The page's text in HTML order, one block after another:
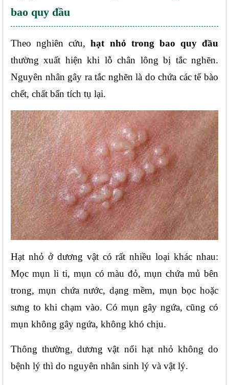
bao quy đầu
Theo nghiên cứu,
thường xuất hiện khi lỗ chân lông bị tắc nghẽn.
Nguyên nhân gây ra tắc nghẽn là do chứa các tế bào
chết, chất bẩn tích tụ lại.
Hạt nhỏ ở dương vật có rất nhiều loại khác nhau:
Mọc mụn li ti, mụn có màu đỏ, mụn chứa mủ bên
trong, mụn chứa nước, dạng mềm, mụn bọc hoặc
sưng to khi chạm vào. Có mụn gây ngứa, cũng có
mụn không gây ngứa, không khó chịu.
Thông thường, dương vật nổi hạt nhỏ không do
bệnh lý thì do nguyên nhân sinh lý và vật lý.